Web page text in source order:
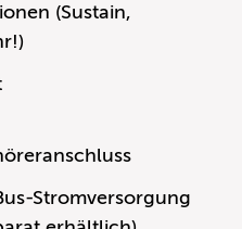
(Sustain,
Stromversorgung